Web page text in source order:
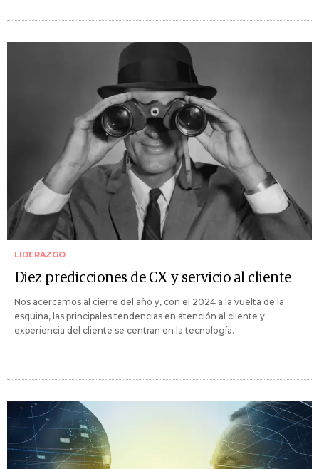
LIDERAZGO
Diez predicciones de CX y servicio al cliente
Nos acercamos al cierre del año y, con el 2024 a la vuelta de la
esquina, las principales tendencias en atención al cliente y
experiencia del cliente se centran en la tecnología.